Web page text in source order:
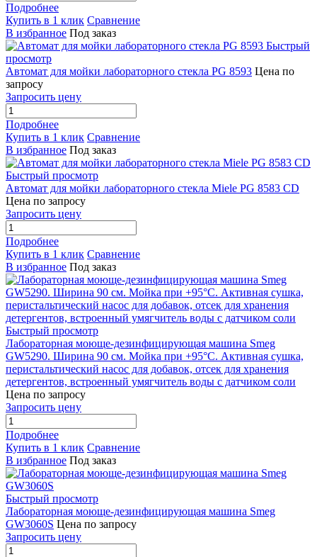
Подробнее
Купить в 1 клик Сравнение
В избранное Под заказ
Быстрый
просмотр
Автомат для мойки лабораторного стекла PG 8593 Цена по
запросу
Запросить цену
Подробнее
Купить в 1 клик Сравнение
В избранное Под заказ
Быстрый просмотр
Автомат для мойки лабораторного стекла Miele PG 8583 CD
Цена по запросу
Запросить цену
Подробнее
Купить в 1 клик Сравнение
В избранное Под заказ
Быстрый просмотр
Лабораторная моюще-дезинфицирующая машина Smeg
GW5290. Ширина 90 см. Мойка при +95°С. Активная сушка,
перистальтический насос для добавок, отсек для хранения
детергентов, встроенный умягчитель воды с датчиком соли
Цена по запросу
Запросить цену
Подробнее
Купить в 1 клик Сравнение
В избранное Под заказ
Быстрый просмотр
Лабораторная моюще-дезинфицирующая машина Smeg
GW3060S Цена по запросу
Запросить цену